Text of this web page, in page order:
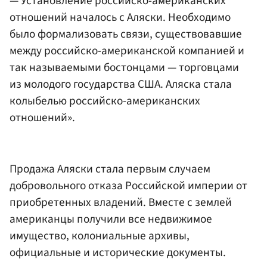
отношений началось с Аляски. Необходимо
было формализовать связи, существовавшие
между российско-американской компанией и
так называемыми бостонцами — торговцами
из молодого государства США. Аляска стала
колыбелью российско-американских
отношений».
Продажа Аляски стала первым случаем
добровольного отказа Российской империи от
приобретенных владений. Вместе с землей
американцы получили все недвижимое
имущество, колониальные архивы,
официальные и исторические документы.